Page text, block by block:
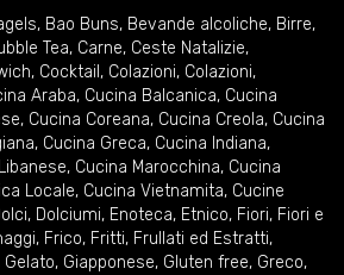
, Bao Buns, Bevande alcoliche, Birre,
Tea, Carne, Ceste Natalizie,
, Cocktail , Colazioni, Colazioni,
Araba, Cucina Balcanica, Cucina
, Cucina Coreana, Cucina Creola, Cucina
, Cucina Greca, Cucina Indiana,
, Cucina Marocchina, Cucina
Locale, Cucina Vietnamita, Cucine
, Dolciumi, Enoteca, Etnico, Fiori, Fiori e
, Frico, Fritti, Frullati ed Estratti,
Gelato, Giapponese, Gluten free, Greco,